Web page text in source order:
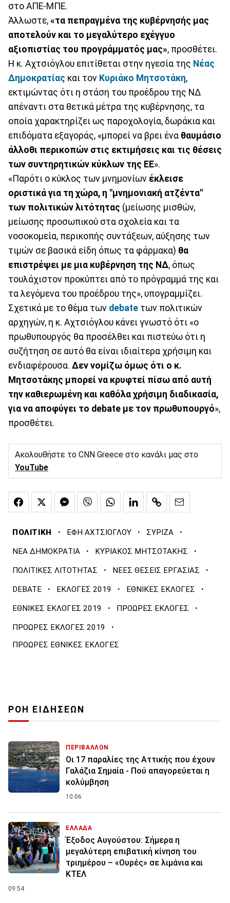
στο ΑΠΕ-ΜΠΕ.
Άλλωστε, «τα πεπραγμένα της κυβέρνησής μας
αποτελούν και το μεγαλύτερο εχέγγυο
αξιοπιστίας του προγράμματός μας», προσθέτει.
Η κ. Αχτσιόγλου επιτίθεται στην ηγεσία της Νέας
Δημοκρατίας και τον Κυριάκο Μητσοτάκη,
εκτιμώντας ότι η στάση του προέδρου της ΝΔ
απέναντι στα θετικά μέτρα της κυβέρνησης, τα
οποία χαρακτηρίζει ως παροχολογία, δωράκια και
επιδόματα εξαγοράς, «μπορεί να βρει ένα θαυμάσιο
άλλοθι περικοπών στις εκτιμήσεις και τις θέσεις
των συντηρητικών κύκλων της ΕΕ».
«Παρότι ο κύκλος των μνημονίων έκλεισε
οριστικά για τη χώρα, η "μνημονιακή ατζέντα"
των πολιτικών λιτότητας (μείωσης μισθών,
μείωσης προσωπικού στα σχολεία και τα
νοσοκομεία, περικοπής συντάξεων, αύξησης των
τιμών σε βασικά είδη όπως τα φάρμακα) θα
επιστρέψει με μια κυβέρνηση της ΝΔ, όπως
τουλάχιστον προκύπτει από το πρόγραμμά της και
τα λεγόμενα του προέδρου της», υπογραμμίζει.
Σχετικά με το θέμα των debate των πολιτικών
αρχηγών, η κ. Αχτσιόγλου κάνει γνωστό ότι «ο
πρωθυπουργός θα προσέλθει και πιστεύω ότι η
συζήτηση σε αυτό θα είναι ιδιαίτερα χρήσιμη και
ενδιαφέρουσα. Δεν νομίζω όμως ότι ο κ.
Μητσοτάκης μπορεί να κρυφτεί πίσω από αυτή
την καθιερωμένη και καθόλα χρήσιμη διαδικασία,
για να αποφύγει το debate με τον πρωθυπουργό»,
προσθέτει.
Ακολουθήστε το CNN Greece στο κανάλι μας στο
YouTube
ΠΟΛΙΤΙΚΗ · ΕΦΗ ΑΧΤΣΙΟΓΛΟΥ · ΣΥΡΙΖΑ ·
ΝΕΑ ΔΗΜΟΚΡΑΤΙΑ · ΚΥΡΙΑΚΟΣ ΜΗΤΣΟΤΑΚΗΣ ·
ΠΟΛΙΤΙΚΕΣ ΛΙΤΟΤΗΤΑΣ · ΝΕΕΣ ΘΕΣΕΙΣ ΕΡΓΑΣΙΑΣ ·
DEBATE · ΕΚΛΟΓΕΣ 2019 · ΕΘΝΙΚΕΣ ΕΚΛΟΓΕΣ ·
ΕΘΝΙΚΕΣ ΕΚΛΟΓΕΣ 2019 · ΠΡΟΩΡΕΣ ΕΚΛΟΓΕΣ ·
ΠΡΟΩΡΕΣ ΕΚΛΟΓΕΣ 2019 ·
ΠΡΟΩΡΕΣ ΕΘΝΙΚΕΣ ΕΚΛΟΓΕΣ
ΡΟΗ ΕΙΔΗΣΕΩΝ
ΠΕΡΙΒΑΛΛΟΝ
Οι 17 παραλίες της Αττικής που έχουν
Γαλάζια Σημαία - Πού απαγορεύεται η
κολύμβηση
10:06
ΕΛΛΑΔΑ
Έξοδος Αυγούστου: Σήμερα η
μεγαλύτερη επιβατική κίνηση του
τριημέρου – «Ουρές» σε λιμάνια και
ΚΤΕΛ
09:54